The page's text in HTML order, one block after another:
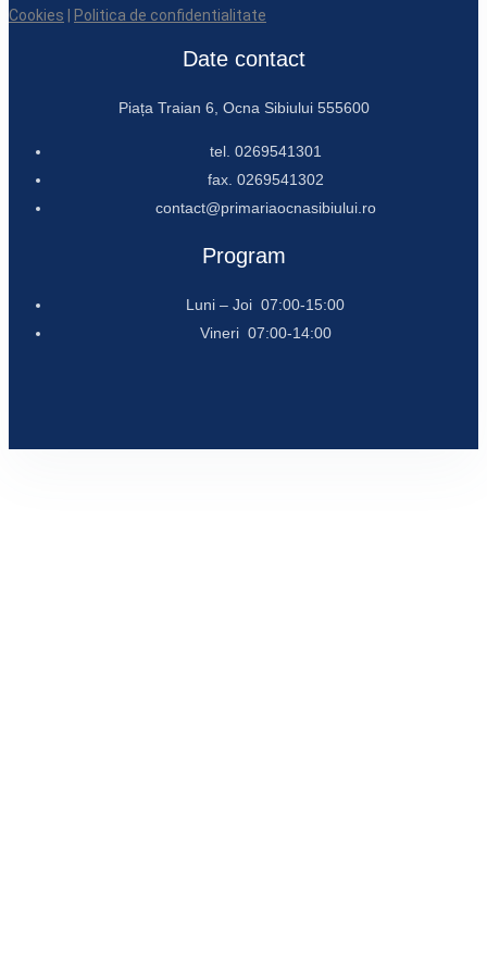
Cookies
Politica de confidentialitate
Date contact
Piața Traian 6, Ocna Sibiului 555600
tel. 0269541301
fax. 0269541302
contact@primariaocnasibiului.ro
Program
Luni – Joi 07:00-15:00
Vineri 07:00-14:00